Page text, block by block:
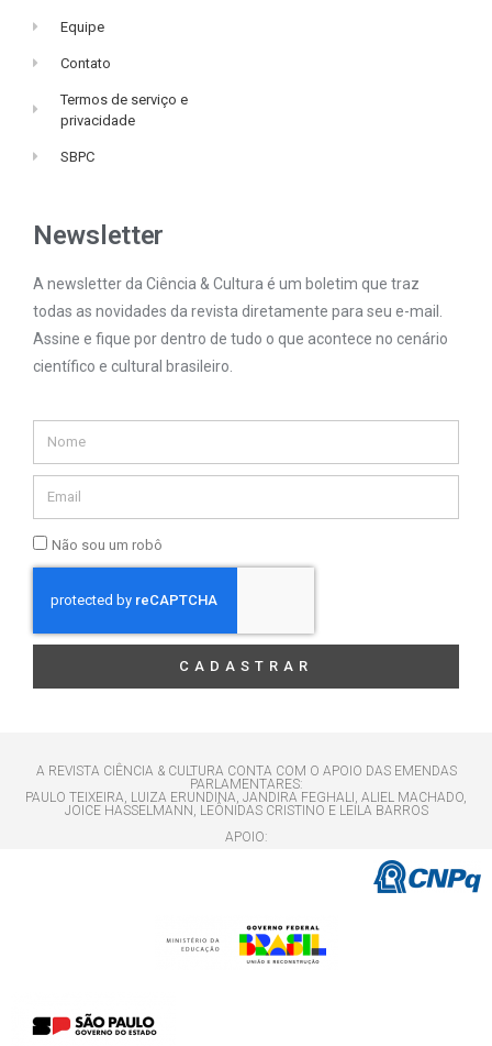
Equipe
Contato
Termos de serviço e
privacidade
SBPC
Newsletter
A newsletter da Ciência & Cultura é um boletim que traz
todas as novidades da revista diretamente para seu e-mail.
Assine e fique por dentro de tudo o que acontece no cenário
científico e cultural brasileiro.
Não sou um robô
CADASTRAR
A REVISTA CIÊNCIA & CULTURA CONTA COM O APOIO DAS EMENDAS
PARLAMENTARES:
PAULO TEIXEIRA, LUIZA ERUNDINA, JANDIRA FEGHALI, ALIEL MACHADO,
JOICE HASSELMANN, LEÔNIDAS CRISTINO E LEILA BARROS
APOIO: